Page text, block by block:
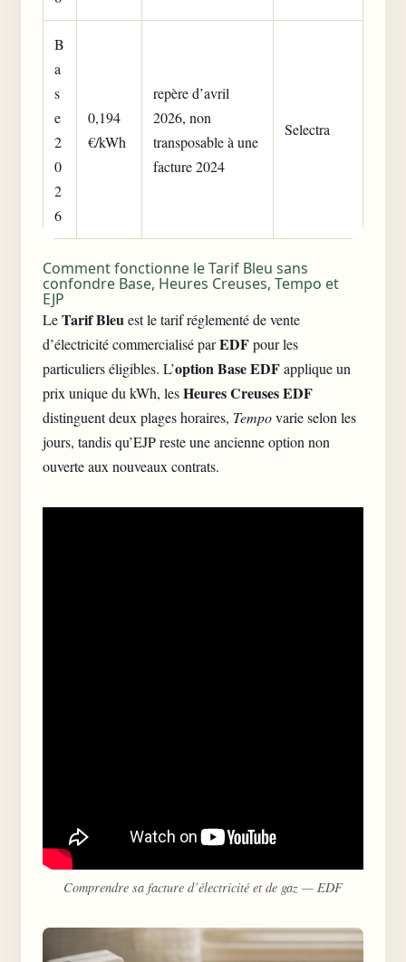
B
a
s
e
2
0
2
6
0,194
€/kWh
repère d’avril
2026, non
transposable à une
facture 2024
Selectra
Comment fonctionne le Tarif Bleu sans
confondre Base, Heures Creuses, Tempo et
EJP
LeTarif Bleuest le tarif réglementé de vente
d’électricité commercialisé parEDFpour les
particuliers éligibles. L’option Base EDFapplique un
prix unique du kWh, lesHeures Creuses EDF
distinguent deux plages horaires, Tempovarie selon les
jours, tandis qu’EJP reste une ancienne option non
ouverte aux nouveaux contrats.
Comprendre sa facture d’électricité et de gaz — EDF